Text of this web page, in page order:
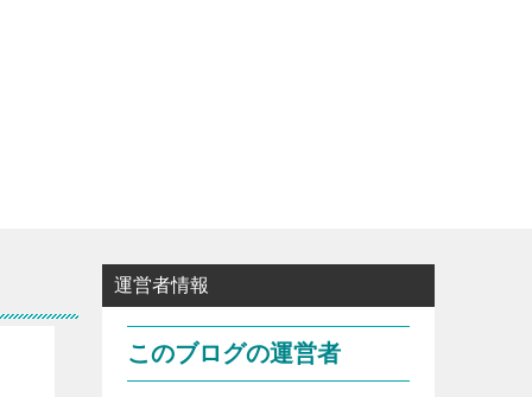
運営者情報
このブログの運営者